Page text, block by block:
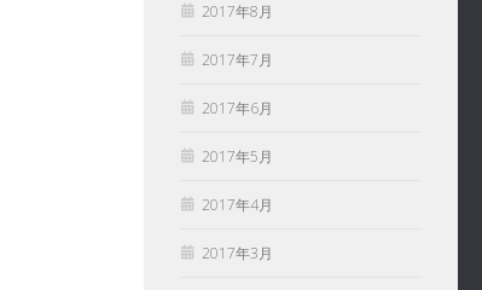
2017年8月
2017年7月
2017年6月
2017年5月
2017年4月
2017年3月